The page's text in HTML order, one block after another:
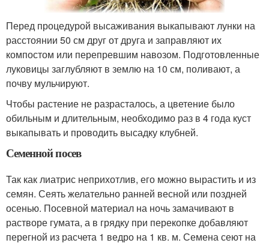
Перед процедурой высаживания выкапывают лунки на
расстоянии 50 см друг от друга и заправляют их
компостом или перепревшим навозом. Подготовленные
луковицы заглубляют в землю на 10 см, поливают, а
почву мульчируют.
Чтобы растение не разрасталось, а цветение было
обильным и длительным, необходимо раз в 4 года куст
выкапывать и проводить высадку клубней.
Семенной посев
Так как лиатрис неприхотлив, его можно вырастить и из
семян. Сеять желательно ранней весной или поздней
осенью. Посевной материал на ночь замачивают в
растворе гумата, а в грядку при перекопке добавляют
перегной из расчета 1 ведро на 1 кв. м. Семена сеют на